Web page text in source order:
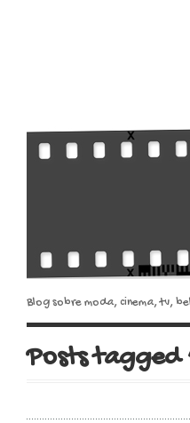
Blog sobre moda, cinema, tv,
Posts tagged